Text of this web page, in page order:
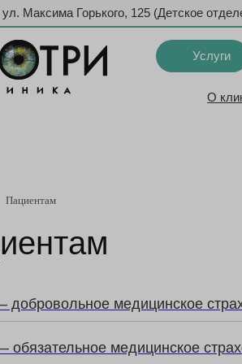
Максима Горького, 125 (Детское
Услуги
О
Пациентам
медицинское
медицинское